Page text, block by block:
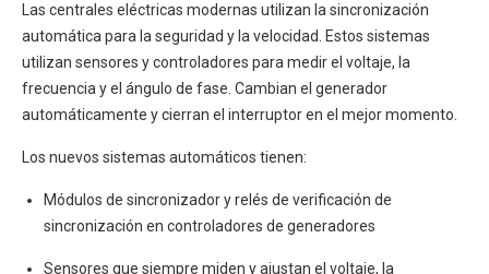
Las centrales eléctricas modernas utilizan la sincronización
automática para la seguridad y la velocidad. Estos sistemas
utilizan sensores y controladores para medir el voltaje, la
frecuencia y el ángulo de fase. Cambian el generador
automáticamente y cierran el interruptor en el mejor momento.
Los nuevos sistemas automáticos tienen:
Módulos de sincronizador y relés de verificación de
sincronización en controladores de generadores
Sensores que siempre miden y ajustan el voltaje, la